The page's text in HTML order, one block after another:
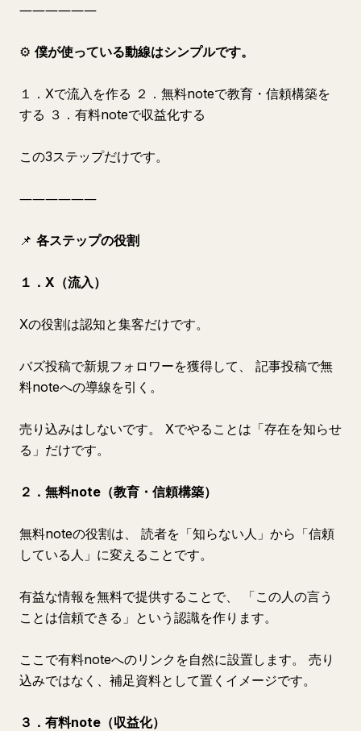
――――――
⚙️ 僕が使っている動線はシンプルです。
１．Xで流入を作る ２．無料noteで教育・信頼構築を
する ３．有料noteで収益化する
この3ステップだけです。
――――――
📌 各ステップの役割
１．X（流入）
Xの役割は認知と集客だけです。
バズ投稿で新規フォロワーを獲得して、 記事投稿で無
料noteへの導線を引く。
売り込みはしないです。 Xでやることは「存在を知らせ
る」だけです。
２．無料note（教育・信頼構築）
無料noteの役割は、 読者を「知らない人」から「信頼
している人」に変えることです。
有益な情報を無料で提供することで、 「この人の言う
ことは信頼できる」という認識を作ります。
ここで有料noteへのリンクを自然に設置します。 売り
込みではなく、補足資料として置くイメージです。
３．有料note（収益化）